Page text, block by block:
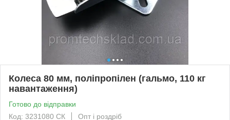
Колеса 80 мм, поліпропілен (гальмо, 110 кг
навантаження)
Готово до відправки
Код: 3231080 СК
Опт і роздріб